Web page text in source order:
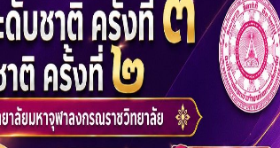
ประกาศรายชื่อผุ้สอบ
ผ่าน การคัดเลือกเข้า